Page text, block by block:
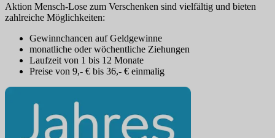
Aktion Mensch-Lose zum Verschenken sind vielfältig und bieten
zahlreiche Möglichkeiten:
Gewinnchancen auf Geldgewinne
monatliche oder wöchentliche Ziehungen
Laufzeit von 1 bis 12 Monate
Preise von 9,- € bis 36,- € einmalig